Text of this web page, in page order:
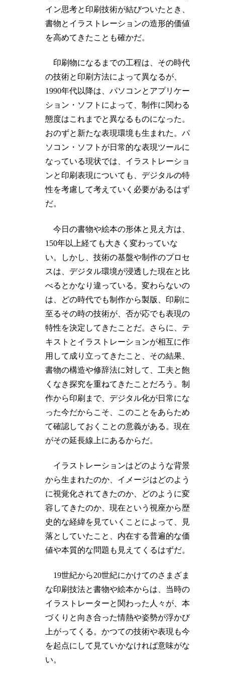
イン思考と印刷技術が結びついたとき、
書物とイラストレーションの造形的価値
を高めてきたことも確かだ。
印刷物になるまでの工程は、その時代
の技術と印刷方法によって異なるが、
1990年代以降は、パソコンとアプリケー
ション・ソフトによって、制作に関わる
態度はこれまでと異なるものになった。
おのずと新たな表現環境も生まれた。パ
ソコン・ソフトが日常的な表現ツールに
なっている現状では、イラストレーショ
ンと印刷表現についても、デジタルの特
性を考慮して考えていく必要があるはず
だ。
今日の書物や絵本の形体と見え方は、
150年以上経ても大きく変わっていな
い。しかし、技術の基盤や制作のプロセ
スは、デジタル環境が浸透した現在と比
べるとかなり違っている。変わらないの
は、どの時代でも制作から製版、印刷に
至るその時の技術が、否が応でも表現の
特性を決定してきたことだ。さらに、テ
キストとイラストレーションが相互に作
用して成り立ってきたこと、その結果、
書物の構造や修辞法に対して、工夫と飽
くなき探究を重ねてきたことだろう。制
作から印刷まで、デジタル化が日常にな
った今だからこそ、このことをあらため
て確認しておくことの意義がある。現在
がその延長線上にあるからだ。
イラストレーションはどのような背景
から生まれたのか、イメージはどのよう
に視覚化されてきたのか、どのように変
容してきたのか、現在という視座から歴
史的な経緯を見ていくことによって、見
落としていたこと、内在する普遍的な価
値や本質的な問題も見えてくるはずだ。
19世紀から20世紀にかけてのさまざま
な印刷技法と書物や絵本からは、当時の
イラストレーターと関わった人々が、本
づくりと向き合った情熱や姿勢が浮かび
上がってくる。かつての技術や表現も今
を起点にして見ていかなければ意味がな
い。